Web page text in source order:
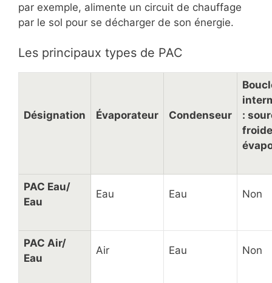
par exemple, alimente un circuit de chauffage
par le sol pour se décharger de son énergie.
Les principaux types de PAC
Désignation Évaporateur Condenseur
:
PAC Eau/
Eau
Eau Eau Non
PAC Air/
Eau
Air Eau Non